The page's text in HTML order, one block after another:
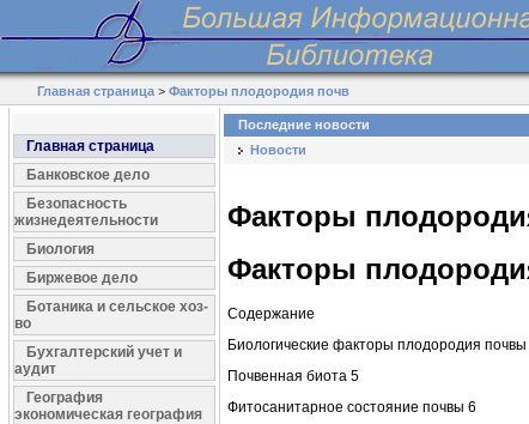
Главная страница >Факторы плодородия почв
Главная страница
Банковское дело
Безопасность
жизнедеятельности
Биология
Биржевое дело
Ботаника и сельское хоз-
во
Бухгалтерский учет и
аудит
География
экономическая география
Последние новости
Новости
Факторы
Факторы
Содержание
Биологические факторы плодородия почвы
Почвенная биота 5
Фитосанитарное состояние почвы 6